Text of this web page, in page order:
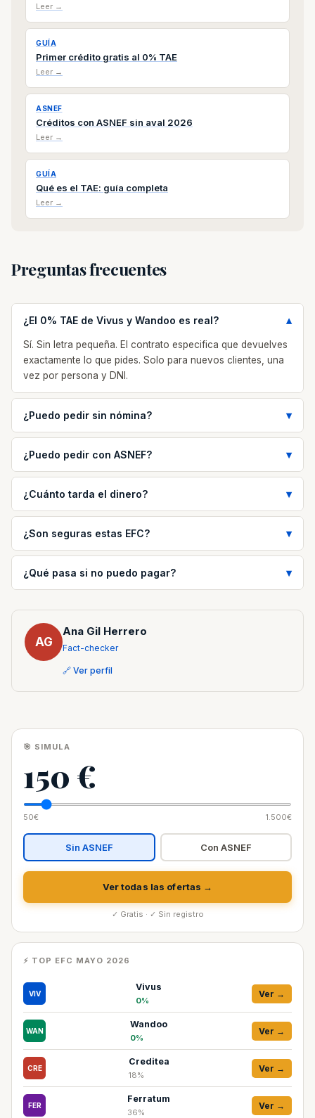
Leer →
GUÍA
Primer crédito gratis al 0% TAE
Leer →
ASNEF
Créditos con ASNEF sin aval 2026
Leer →
GUÍA
Qué es el TAE: guía completa
Leer →
Preguntas frecuentes
¿El 0% TAE de Vivus y Wandoo es real?
Sí. Sin letra pequeña. El contrato especifica que devuelves
exactamente lo que pides. Solo para nuevos clientes, una
vez por persona y DNI.
¿Puedo pedir sin nómina?
¿Puedo pedir con ASNEF?
¿Cuánto tarda el dinero?
¿Son seguras estas EFC?
¿Qué pasa si no puedo pagar?
AG
Ana Gil Herrero
Fact-checker
🔗 Ver perfil
🎯 SIMULA
150 €
50€ 1.500€
Sin ASNEF Con ASNEF
Ver todas las ofertas →
✓ Gratis · ✓ Sin registro
⚡ TOP EFC MAYO 2026
VIV
Vivus
0%
Ver →
WAN
Wandoo
0%
Ver →
CRE
Creditea
18%
Ver →
FER
Ferratum
36%
Ver →